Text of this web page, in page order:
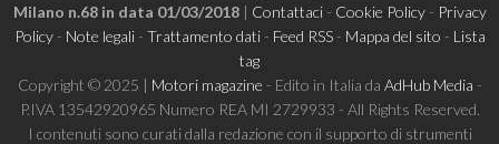
Milano n.68 in data 01/03/2018| Contattaci- Cookie Policy- Privacy
Policy- Note legali- Trattamento dati- Feed RSS- Mappa del sito - Lista
tag
Copyright © 2025 | Motori magazine - Edito in Italia da AdHub Media -
P.IVA 13542920965 Numero REA MI 2729933 - All Rights Reserved.
I contenuti sono curati dalla redazione con il supporto di strumenti